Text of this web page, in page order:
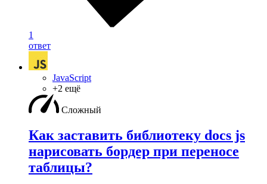
1
ответ
JavaScript
+2 ещё
Сложный
Как заставить библиотеку docs js
нарисовать бордер при переносе
таблицы?